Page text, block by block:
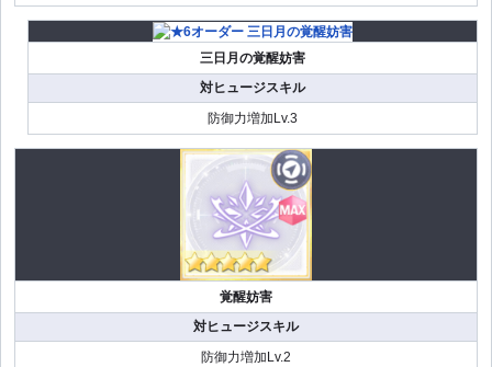
三日月の覚醒妨害
対ヒュージスキル
防御力増加Lv.3
覚醒妨害
対ヒュージスキル
防御力増加Lv.2